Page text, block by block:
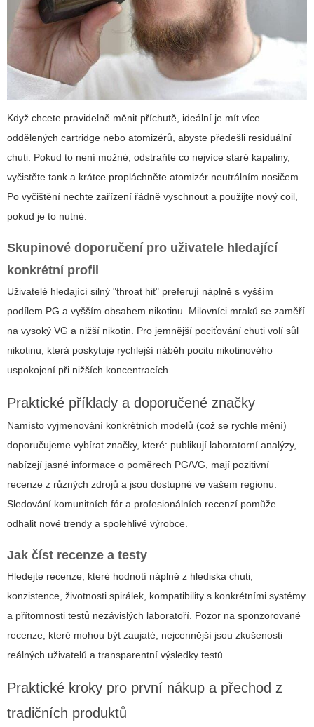
Když chcete pravidelně měnit příchutě, ideální je mít více
oddělených cartridge nebo atomizérů, abyste předešli residuální
chuti. Pokud to není možné, odstraňte co nejvíce staré kapaliny,
vyčistěte tank a krátce propláchněte atomizér neutrálním nosičem.
Po vyčištění nechte zařízení řádně vyschnout a použijte nový coil,
pokud je to nutné.
Skupinové doporučení pro uživatele hledající
konkrétní profil
Uživatelé hledající silný "throat hit" preferují náplně s vyšším
podílem PG a vyšším obsahem nikotinu. Milovníci mraků se zaměří
na vysoký VG a nižší nikotin. Pro jemnější pociťování chuti volí sůl
nikotinu, která poskytuje rychlejší náběh pocitu nikotinového
uspokojení při nižších koncentracích.
Praktické příklady a doporučené značky
Namísto vyjmenování konkrétních modelů (což se rychle mění)
doporučujeme vybírat značky, které: publikují laboratorní analýzy,
nabízejí jasné informace o poměrech PG/VG, mají pozitivní
recenze z různých zdrojů a jsou dostupné ve vašem regionu.
Sledování komunitních fór a profesionálních recenzí pomůže
odhalit nové trendy a spolehlivé výrobce.
Jak číst recenze a testy
Hledejte recenze, které hodnotí náplně z hlediska chuti,
konzistence, životnosti spirálek, kompatibility s konkrétními systémy
a přítomnosti testů nezávislých laboratoří. Pozor na sponzorované
recenze, které mohou být zaujaté; nejcennější jsou zkušenosti
reálných uživatelů a transparentní výsledky testů.
Praktické kroky pro první nákup a přechod z
tradičních produktů